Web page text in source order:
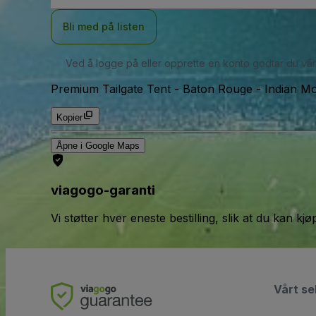
Bli med på listen
Ved å logge på eller opprette en konto godtar du vår
Premium Tailgate Tent - Baton Rouge - Indian
Kopier
Åpne i Google Maps
viagogo-garanti
Vi støtter hver eneste bestilling, slik at du kan
Vårt